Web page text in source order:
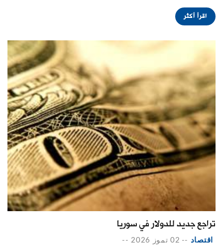
اقرأ أكثر
تراجع جديد للدولار في سوريا
اقتصاد -- 02 تموز 2026 --